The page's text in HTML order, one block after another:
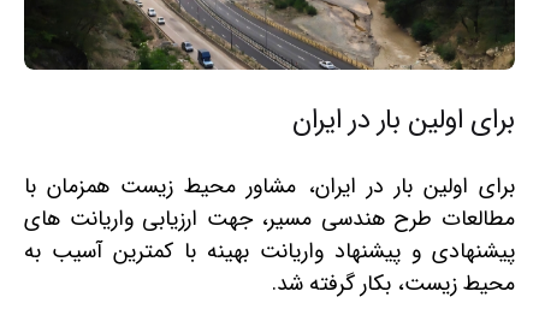
برای اولین بار در ایران
برای اولین بار در ایران، مشاور محیط زیست همزمان با
مطالعات طرح هندسی مسیر، جهت ارزیابی واریانت های
پیشنهادی و پیشنهاد واریانت بهینه با کمترین آسیب به
محیط زیست، بکار گرفته شد.